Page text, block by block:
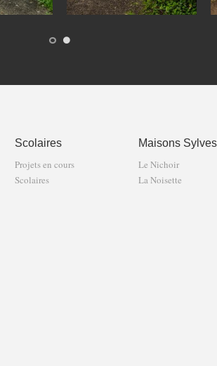
Scolaires
Projets en cours
Scolaires
Maisons
Le Nichoir
La Noisette